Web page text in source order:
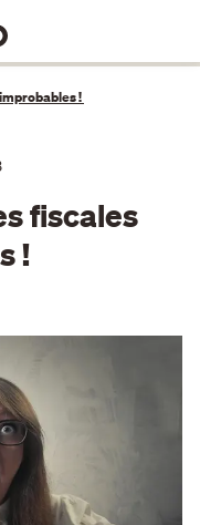
!
fiscales
!